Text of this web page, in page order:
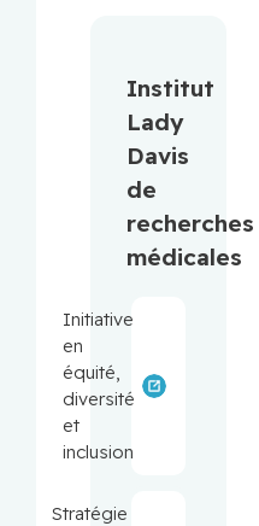
Institut
Lady
Davis
de
recherches
médicales
Initiative
en
équité,
diversité
et
inclusion
Stratégie